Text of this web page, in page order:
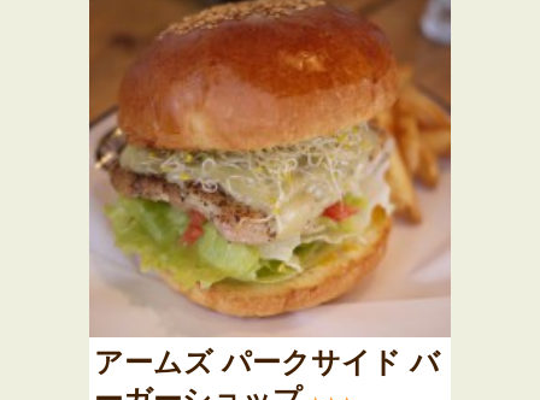
アームズ パークサイド バ